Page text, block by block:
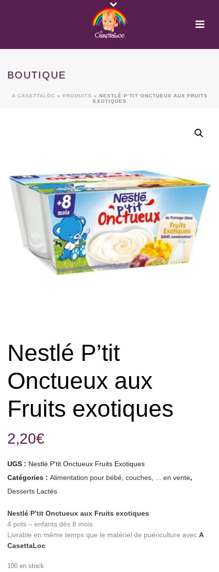
BOUTIQUE
A CASETTALOC » PRODUITS » NESTLÉ P’TIT ONCTUEUX AUX FRUITS
EXOTIQUES
Nestlé P’tit
Onctueux aux
Fruits exotiques
2,20€
UGS : Nestlé P'tit Onctueux Fruits Exotiques
Catégories : Alimentation pour bébé, couches, ... en vente,
Desserts Lactés
Nestlé P’tit Onctueux aux Fruits exotiques
4 pots – enfants dès 8 mois
Livrable en même temps que le matériel de puériculture avec A
CasettaLoc
100 en stock